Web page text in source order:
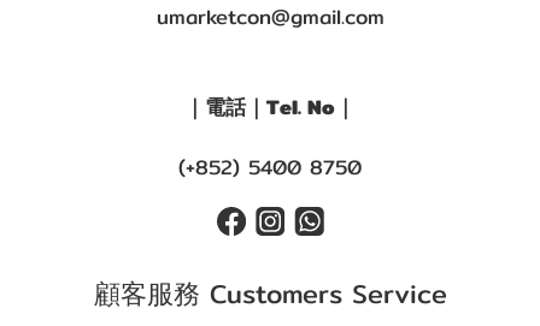
umarketcon@gmail.com
｜電話｜Tel. No｜
(+852) 5400 8750
顧客服務 Customers Service